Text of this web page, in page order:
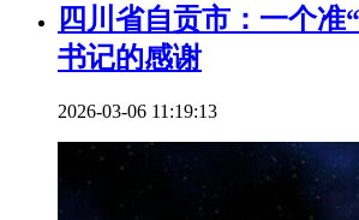
四川省自贡市：一个准
书记的感谢
2026-03-06 11:19:13